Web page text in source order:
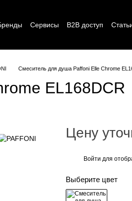
Сервисы B2B доступ
Смеситель для душа Paffoni Elle Сhrome
EL168DCR
Цену
Войти для
Выберите цвет